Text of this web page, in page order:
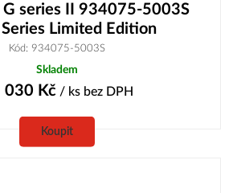
G series II 934075-5003S
Series Limited Edition
Kód: 934075-5003S
Skladem
030 Kč/ ks bez DPH
Koupit